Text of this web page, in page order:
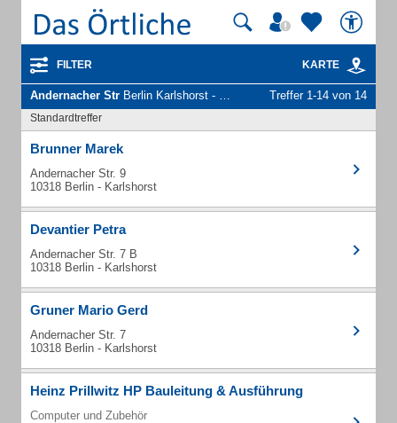
FILTER KARTE
Andernacher Str Berlin Karlshorst - Unternehmen und Personen Treffer 1-14 von 14
Standardtreffer
Brunner Marek
Andernacher Str. 9
10318 Berlin - Karlshorst
Devantier Petra
Andernacher Str. 7 B
10318 Berlin - Karlshorst
Gruner Mario Gerd
Andernacher Str. 7
10318 Berlin - Karlshorst
Heinz Prillwitz HP Bauleitung & Ausführung
Computer und Zubehör